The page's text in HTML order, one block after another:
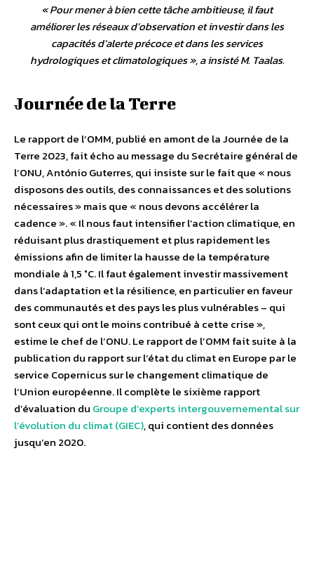
«Pour mener à bien cette tâche ambitieuse, il faut
améliorer les réseaux d’observation et investir dans les
capacités d’alerte précoce et dans les services
hydrologiques et climatologiques», a insisté M. Taalas.
Journée de la Terre
Le rapport de l’OMM, publié en amont de la Journée de la
Terre 2023, fait écho au message du Secrétaire général de
l’ONU, António Guterres, qui insiste sur le fait que « nous
disposons des outils, des connaissances et des solutions
nécessaires » mais que « nous devons accélérer la
cadence ». « Il nous faut intensifier l’action climatique, en
réduisant plus drastiquement et plus rapidement les
émissions afin de limiter la hausse de la température
mondiale à 1,5 °C. Il faut également investir massivement
dans l’adaptation et la résilience, en particulier en faveur
des communautés et des pays les plus vulnérables – qui
sont ceux qui ont le moins contribué à cette crise »,
estime le chef de l’ONU. Le rapport de l’OMM fait suite à la
publication du rapport sur l’état du climat en Europe par le
service Copernicus sur le changement climatique de
l’Union européenne. Il complète le sixième rapport
d’évaluation du Groupe d’experts intergouvernemental sur
l’évolution du climat (GIEC), qui contient des données
jusqu’en 2020.